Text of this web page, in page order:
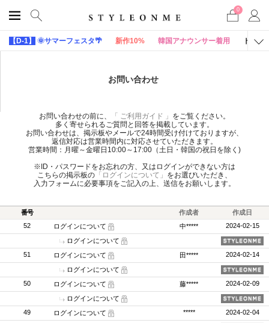
0
【D-1】 🌞サマーフェスタ🌴 新作10% 韓国アナウンサー着用 トップ
お問い合わせ
お問い合わせの前に、 「 ご利用ガイド 」 をご覧ください。
多く寄せられるご質問と回答を掲載しています。
お問い合わせは、掲示板やメールで24時間受け付けておりますが、
返信対応は営業時間内に対応させていただきます。
営業時間：月曜～金曜日10:00～17:00（土日・韓国の祝日を除く)
※ID・パスワードをお忘れの方、又はログインができない方は
こちらの掲示板の 「ログインについて」 をお選びいただき、
入力フォームに必要事項をご記入の上、送信をお願いします。
番号 作成者
作成日
52
ログインについて 中***** 2024-02-15
ログインについて
51
ログインについて 田***** 2024-02-14
ログインについて
50
ログインについて 藤***** 2024-02-09
ログインについて
49
ログインについて ***** 2024-02-04